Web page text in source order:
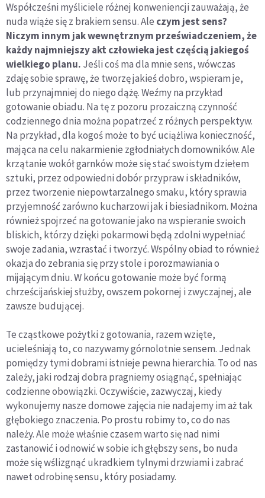
Współcześni myśliciele różnej konweniencji zauważają, że
nuda wiąże się z brakiem sensu. Ale czym jest sens?
Niczym innym jak wewnętrznym przeświadczeniem, że
każdy najmniejszy akt człowieka jest częścią jakiegoś
wielkiego planu. Jeśli coś ma dla mnie sens, wówczas
zdaję sobie sprawę, że tworzę jakieś dobro, wspieram je,
lub przynajmniej do niego dążę. Weźmy na przykład
gotowanie obiadu. Na tę z pozoru prozaiczną czynność
codziennego dnia można popatrzeć z różnych perspektyw.
Na przykład, dla kogoś może to być uciążliwa konieczność,
mająca na celu nakarmienie zgłodniałych domowników. Ale
krzątanie wokół garnków może się stać swoistym dziełem
sztuki, przez odpowiedni dobór przypraw i składników,
przez tworzenie niepowtarzalnego smaku, który sprawia
przyjemność zarówno kucharzowi jak i biesiadnikom. Można
również spojrzeć na gotowanie jako na wspieranie swoich
bliskich, którzy dzięki pokarmowi będą zdolni wypełniać
swoje zadania, wzrastać i tworzyć. Wspólny obiad to również
okazja do zebrania się przy stole i porozmawiania o
mijającym dniu. W końcu gotowanie może być formą
chrześcijańskiej służby, owszem pokornej i zwyczajnej, ale
zawsze budującej.
Te cząstkowe pożytki z gotowania, razem wzięte,
ucieleśniają to, co nazywamy górnolotnie sensem. Jednak
pomiędzy tymi dobrami istnieje pewna hierarchia. To od nas
zależy, jaki rodzaj dobra pragniemy osiągnąć, spełniając
codzienne obowiązki. Oczywiście, zazwyczaj, kiedy
wykonujemy nasze domowe zajęcia nie nadajemy im aż tak
głębokiego znaczenia. Po prostu robimy to, co do nas
należy. Ale może właśnie czasem warto się nad nimi
zastanowić i odnowić w sobie ich głębszy sens, bo nuda
może się wślizgnąć ukradkiem tylnymi drzwiami i zabrać
nawet odrobinę sensu, który posiadamy.